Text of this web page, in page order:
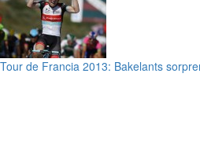
Tour de Francia 2013: Bakelants